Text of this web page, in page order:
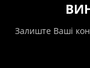
Залиште Ваші